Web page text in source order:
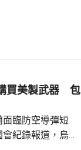
原因，尚未確定
仍運作。 關西
濱核電站3號機
買美製武器 包
臨防空導彈短
紀錄報道，烏克